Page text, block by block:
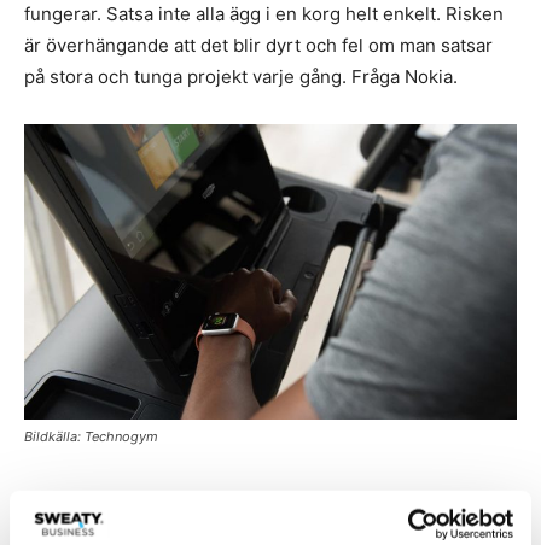
fungerar. Satsa inte alla ägg i en korg helt enkelt. Risken
är överhängande att det blir dyrt och fel om man satsar
på stora och tunga projekt varje gång. Fråga Nokia.
Bildkälla: Technogym
6. On-demand